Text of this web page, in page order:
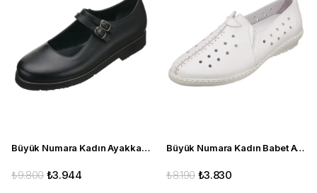
Büyük Numara Kadın Ayakkabı Babet MYG0403 siyah D
₺3.944
₺9.800
Büyük Numara Kadın Babet Ayakkabı PR 2211 Beyaz
₺3.830
₺8.190